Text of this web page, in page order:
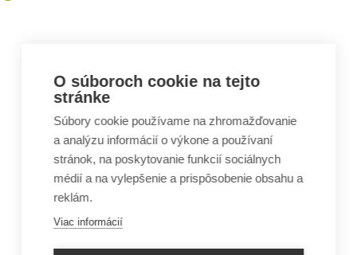
O súboroch cookie na tejto
stránke
Súbory cookie používame na zhromažďovanie
a analýzu informácií o výkone a používaní
stránok, na poskytovanie funkcií sociálnych
médií a na vylepšenie a prispôsobenie obsahu a
reklám.
Viac informácií